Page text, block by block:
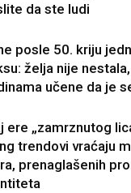
da ste ludi
posle 50. kriju
želja nije
učene da je
ere „zamrznutog
trendovi vraćaju
prenaglašenih